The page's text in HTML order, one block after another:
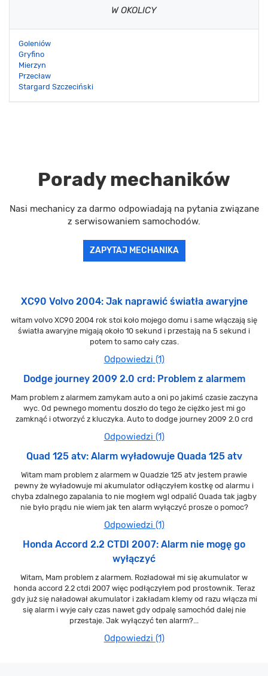
W OKOLICY
Goleniów
Gryfino
Mierzyn
Przecław
Stargard Szczeciński
Porady mechaników
Nasi mechanicy za darmo odpowiadają na pytania związane
z serwisowaniem samochodów.
ZAPYTAJ MECHANIKA
XC90 Volvo 2004: Jak naprawić światła awaryjne
witam volvo XC90 2004 rok stoi koło mojego domu i same włączają się
światła awaryjne migają około 10 sekund i przestają na 5 sekund i
potem to samo cały czas.
Odpowiedzi (1)
Dodge journey 2009 2.0 crd: Problem z alarmem
Mam problem z alarmem zamykam auto a oni po jakimś czasie zaczyna
wyc. Od pewnego momentu doszło do tego że ciężko jest mi go
zamknąć i otworzyć z kluczyka. Auto to dodge journey 2009 2.0 crd
Odpowiedzi (1)
Quad 125 atv: Alarm wyładowuje Quada 125 atv
Witam mam problem z alarmem w Quadzie 125 atv jestem prawie
pewny że wyładowuje mi akumulator odłączyłem kostkę od alarmu i
chyba zdalnego zapalania to nie mogłem wgl odpalić Quada tak jagby
nie było prądu nie wiem jak ten alarm wyłączyć prosze o pomoc?
Odpowiedzi (1)
Honda Accord 2.2 CTDI 2007: Alarm nie mogę go
wyłączyć
Witam, Mam problem z alarmem. Rozładował mi się akumulator w
honda accord 2.2 ctdi 2007 więc podłączyłem pod prostownik. Teraz
gdy już się naładował akumulator i zakładam klemy od razu włącza mi
się alarm i wyje cały czas nawet gdy odpalę samochód dalej nie
przestaje. Jak wyłączyć ten alarm?...
Odpowiedzi (1)